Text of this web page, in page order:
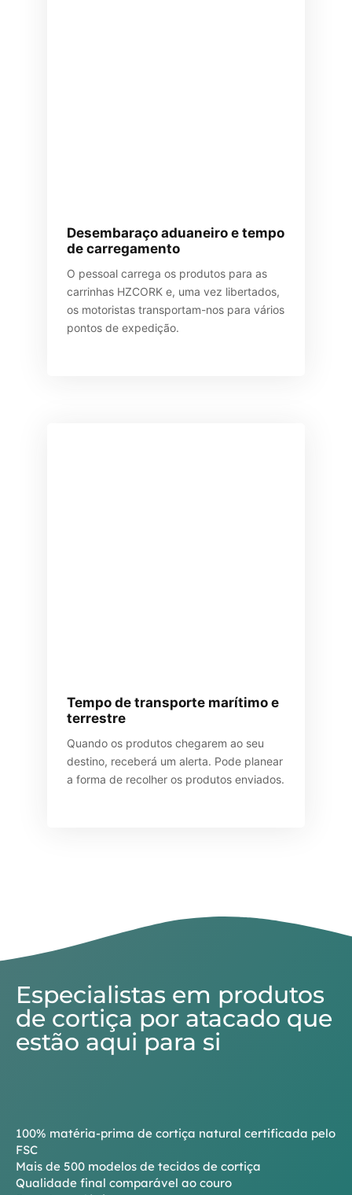
Desembaraço aduaneiro e tempo
de carregamento
O pessoal carrega os produtos para as
carrinhas HZCORK e, uma vez libertados,
os motoristas transportam-nos para vários
pontos de expedição.
Tempo de transporte marítimo e
terrestre
Quando os produtos chegarem ao seu
destino, receberá um alerta. Pode planear
a forma de recolher os produtos enviados.
Especialistas em produtos
de cortiça por atacado que
estão aqui para si
100% matéria-prima de cortiça natural certificada pelo
FSC
Mais de 500 modelos de tecidos de cortiça
Qualidade final comparável ao couro